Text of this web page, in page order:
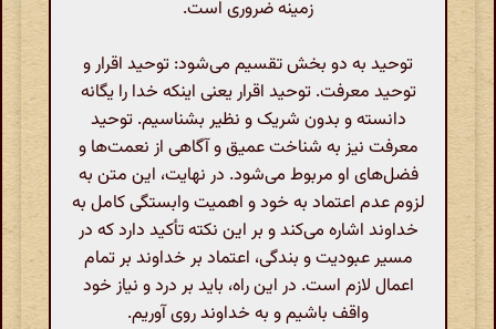
زمینه ضروری است.
توحید به دو بخش تقسیم می‌شود: توحید اقرار و
توحید معرفت. توحید اقرار یعنی اینکه خدا را یگانه
دانسته و بدون شریک و نظیر بشناسیم. توحید
معرفت نیز به شناخت عمیق و آگاهی از نعمت‌ها و
فضل‌های او مربوط می‌شود. در نهایت، این متن به
لزوم عدم اعتماد به خود و اهمیت وابستگی کامل به
خداوند اشاره می‌کند و بر این نکته تأکید دارد که در
مسیر عبودیت و بندگی، اعتماد بر خداوند بر تمام
اعمال لازم است. در این راه، باید بر درد و نیاز خود
واقف باشیم و به خداوند روی آوریم.